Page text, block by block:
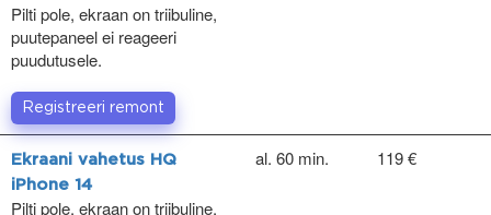
Pilti pole, ekraan on triibuline,
puutepaneel ei reageeri
puudutusele.
Registreeri remont
Ekraani vahetus HQ
iPhone 14
Pilti pole, ekraan on triibuline,
al. 60 min. 119 €